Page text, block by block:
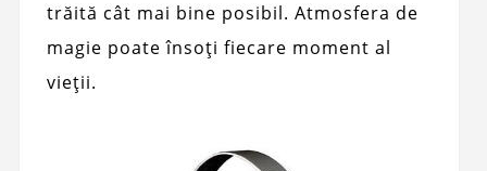
trăită cât mai bine posibil. Atmosfera de
magie poate însoți fiecare moment al
vieții.